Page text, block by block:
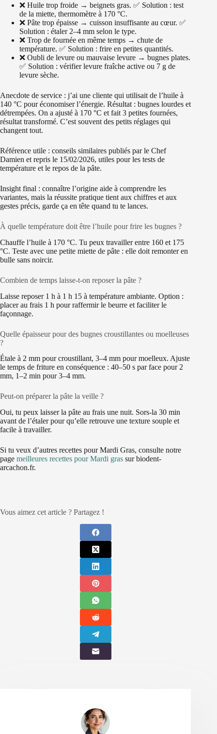
❌ Huile trop froide → beignets gras. ✅ Solution : test
de la miette, thermomètre à 170 °C.
❌ Pâte trop épaisse → cuisson insuffisante au cœur. ✅
Solution : étaler 2–4 mm selon le type.
❌ Trop de fournée en même temps → chute de
température. ✅ Solution : frire en petites quantités.
❌ Oubli de levure ou mauvaise levure → bugnes plates.
✅ Solution : vérifier levure fraîche active ou 7 g de
levure sèche.
Anecdote de service : j’ai une cliente qui utilisait de l’huile à
140 °C pour économiser l’énergie. Résultat : bugnes lourdes et
détrempées. On a ajusté à 170 °C et fait 3 petites fournées,
résultat transformé. C’est souvent des petits réglages qui
changent tout.
Référence utile : conseils similaires publiés par le Chef
Damien et repris le 15/02/2026, utiles pour les tests de
température et le repos de la pâte.
Insight final : connaître l’origine aide à comprendre les
variantes, mais la réussite pratique tient aux chiffres et aux
gestes précis, garde ça en tête quand tu te lances.
À quelle température doit être l’huile pour frire les bugnes ?
Chauffe l’huile à 170 °C. Tu peux travailler entre 160 et 175
°C. Teste avec une petite miette de pâte : elle doit remonter en
bulle sans noircir.
Combien de temps laisse-t-on reposer la pâte ?
Laisse reposer 1 h à 1 h 15 à température ambiante. Option :
placer au frais 1 h pour raffermir le beurre et faciliter le
façonnage.
Quelle épaisseur pour des bugnes croustillantes ou moelleuses
?
Étale à 2 mm pour croustillant, 3–4 mm pour moelleux. Ajuste
le temps de friture en conséquence : 40–50 s par face pour 2
mm, 1–2 min pour 3–4 mm.
Peut-on préparer la pâte la veille ?
Oui, tu peux laisser la pâte au frais une nuit. Sors-la 30 min
avant de l’étaler pour qu’elle retrouve une texture souple et
facile à travailler.
Si tu veux d’autres recettes pour Mardi Gras, consulte notre
page meilleures recettes pour Mardi gras sur biodent-
arcachon.fr.
Vous aimez cet article ? Partagez !